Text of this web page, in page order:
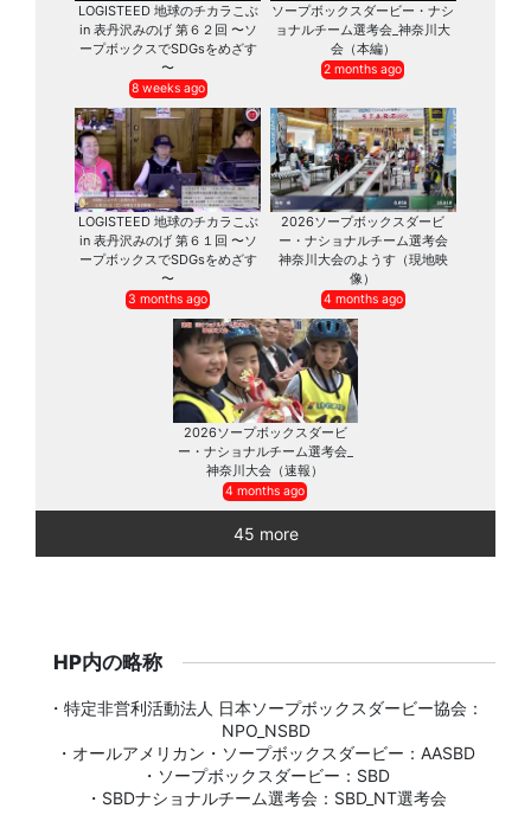
LOGISTEED 地球のチカラこぶ
in 表丹沢みのげ 第６２回 〜ソ
ープボックスでSDGsをめざす
〜
8 weeks ago
ソープボックスダービー・ナシ
ョナルチーム選考会_神奈川大
会（本編）
2 months ago
LOGISTEED 地球のチカラこぶ
in 表丹沢みのげ 第６１回 〜ソ
ープボックスでSDGsをめざす
〜
3 months ago
2026ソープボックスダービ
ー・ナショナルチーム選考会
神奈川大会のようす（現地映
像）
4 months ago
2026ソープボックスダービ
ー・ナショナルチーム選考会_
神奈川大会（速報）
4 months ago
45 more
HP内の略称
・特定非営利活動法人 日本ソープボックスダービー協会：
NPO_NSBD
・オールアメリカン・ソープボックスダービー：AASBD
・ソープボックスダービー：SBD
・SBDナショナルチーム選考会：SBD_NT選考会